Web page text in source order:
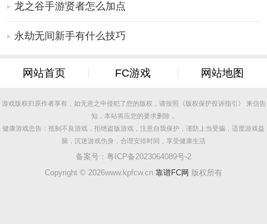
龙之谷手游贤者怎么加点
永劫无间新手有什么技巧
网站首页 FC游戏 网站地图
游戏版权归原作者享有，如无意之中侵犯了您的版权，请按照《版权保护投诉指引》 来信告
知，本站将应您的要求删除，
健康游戏忠告：抵制不良游戏，拒绝盗版游戏，注意自我保护，谨防上当受骗，适度游戏益
脑，沉迷游戏伤身，合理安排时间，享受健康生活
备案号： 粤ICP备2023064089号-2
Copyright © 2026www.kpfcw.cn 靠谱FC网 版权所有